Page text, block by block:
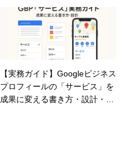
【実務ガイド】Googleビジネス
プロフィールの「サービス」を
成果に変える書き方・設計・例